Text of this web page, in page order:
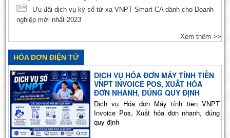
Ưu đãi dịch vụ ký số từ xa VNPT Smart CA dành cho Doanh
nghiệp mới nhất 2023
Xem thêm >>
HÓA ĐƠN ĐIỆN TỬ
DỊCH VỤ HÓA ĐƠN MÁY TÍNH TIỀN
VNPT INVOICE POS, XUẤT HÓA
ĐƠN NHANH, ĐÚNG QUY ĐỊNH
Dịch vụ Hóa đơn Máy tính tiền VNPT
Invoice Pos, Xuất hóa đơn nhanh, đúng
quy định